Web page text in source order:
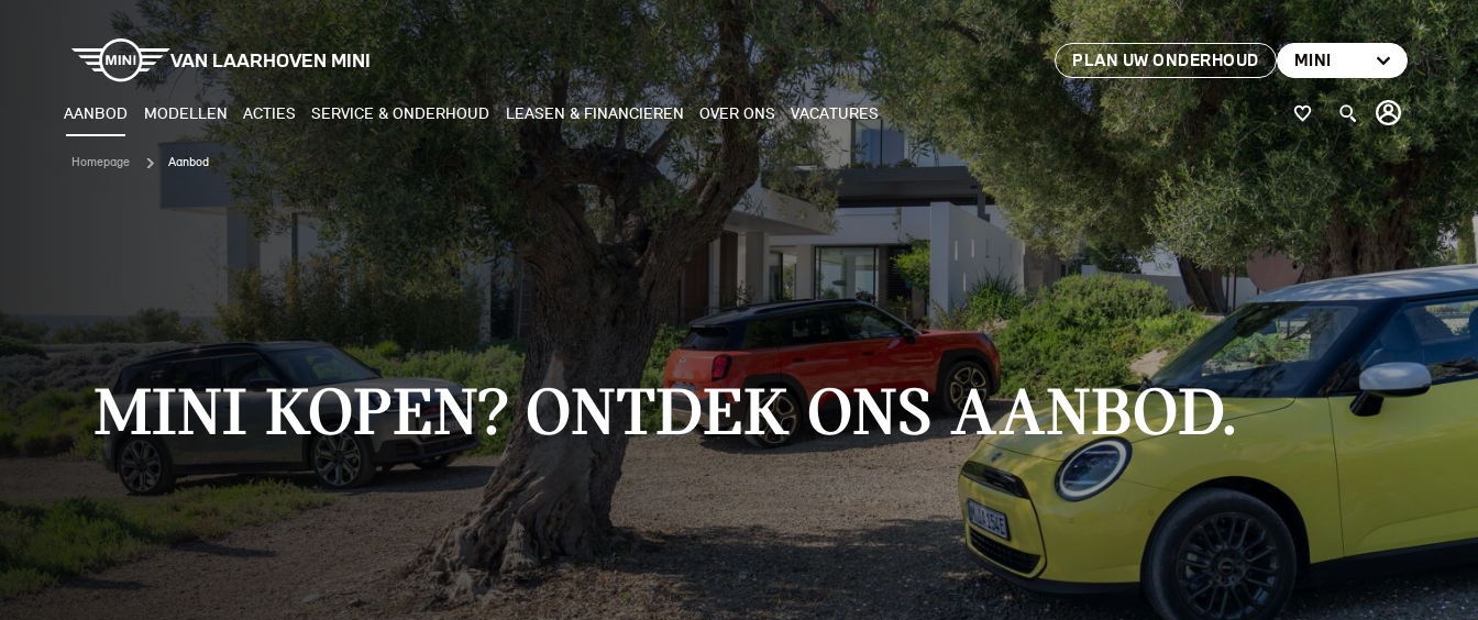
VAN LAARHOVEN MINI PLAN UW ONDERHOUD MINI
AANBOD MODELLEN
MINI COOPER ELECTRIC
MINI ACEMAN ELECTRIC
MINI COUNTRYMAN ELECTRIC
JOHN COOPER WORKS
ELECTRIC
BENZINE
MINI COOPER 3-DEURS
MINI COOPER CABRIO
MINI COOPER 5-DEURS
MINI COUNTRYMAN
JOHN COOPER WORKS
MINI PAUL SMITH EDITION
ACTIES SERVICE & ONDERHOUD LEASEN & FINANCIEREN OVER ONS VACATURES
Homepage Aanbod
MINI KOPEN? ONTDEK ONS AANBOD.